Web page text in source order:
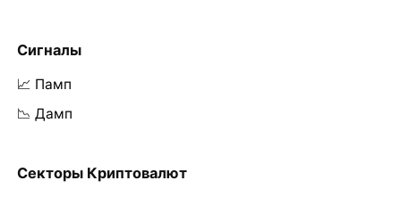
Сигналы
📈 Памп
📉 Дамп
Секторы Криптовалют